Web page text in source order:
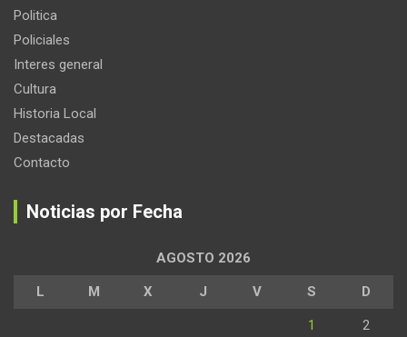
Politica
Policiales
Interes general
Cultura
Historia Local
Destacadas
Contacto
Noticias por Fecha
AGOSTO 2026
L M X J V S D
1 2